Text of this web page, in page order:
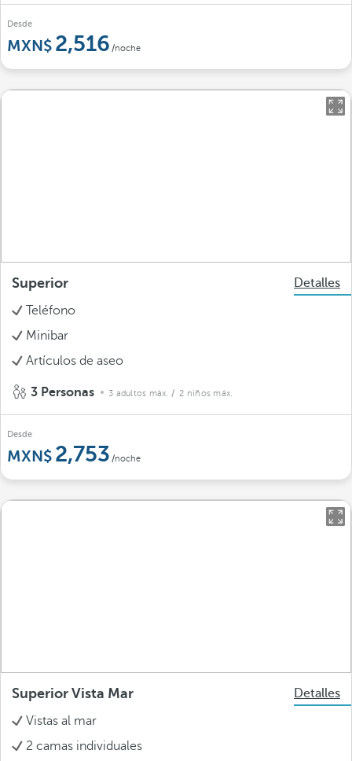
Desde
2,516 /noche
Superior
Detalles
Teléfono
Minibar
Artículos de aseo
3 Personas 3 adultos máx. / 2 niños máx.
Desde
2,753 /noche
Superior Vista Mar
Detalles
Vistas al mar
2 camas individuales